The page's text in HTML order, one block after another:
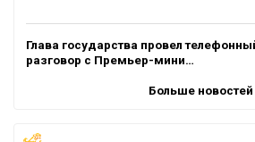
Глава государства провел
разговор с Премьер-мини…
Больше новостей